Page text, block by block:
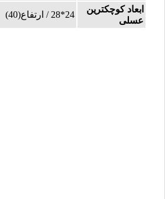
ابعاد کوچکترین
عسلی
24*28 / ارتفاع(40)